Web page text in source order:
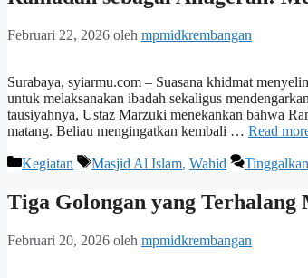
Februari 22, 2026 oleh mpmidkrembangan
Surabaya, syiarmu.com – Suasana khidmat
untuk melaksanakan ibadah sekaligus
tausiyahnya, Ustaz Marzuki menekankan bahwa
matang. Beliau mengingatkan kembali … Read
Kategori
Kegiatan Tag
Masjid Al Islam, Wahid
Tiga Golongan yang Terhalang
Februari 20, 2026 oleh mpmidkrembangan